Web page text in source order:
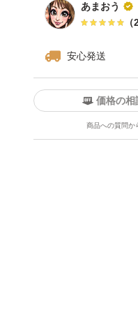
あまおう
（
安心発送
いて
にバッジを付与しています
価格の相
商品への質問か
ね！
ね！